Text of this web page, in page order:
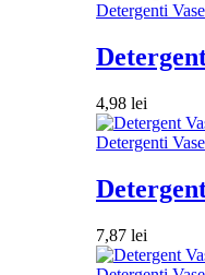
Detergenti Vase
4,98 lei
Detergenti Vase
7,87 lei